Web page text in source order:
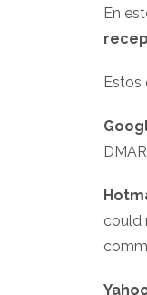
En
Estos
could